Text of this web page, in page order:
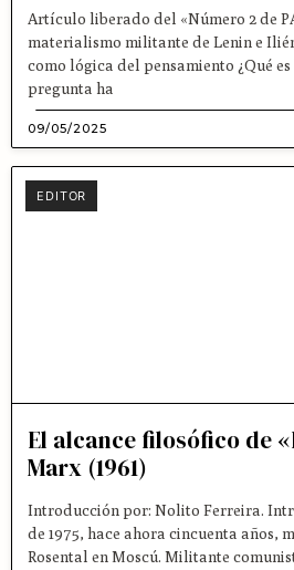
Artículo liberado del «Número 2 de
materialismo militante de Lenin e
como lógica del pensamiento ¿Qué
pregunta ha
09/05/2025
EDITOR
El alcance filosófico de
Marx (1961)
Introducción por: Nolito Ferreira.
de 1975, hace ahora cincuenta años,
Rosental en Moscú. Militante